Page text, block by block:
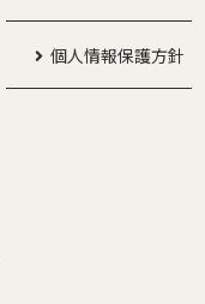
個人情報保護方針